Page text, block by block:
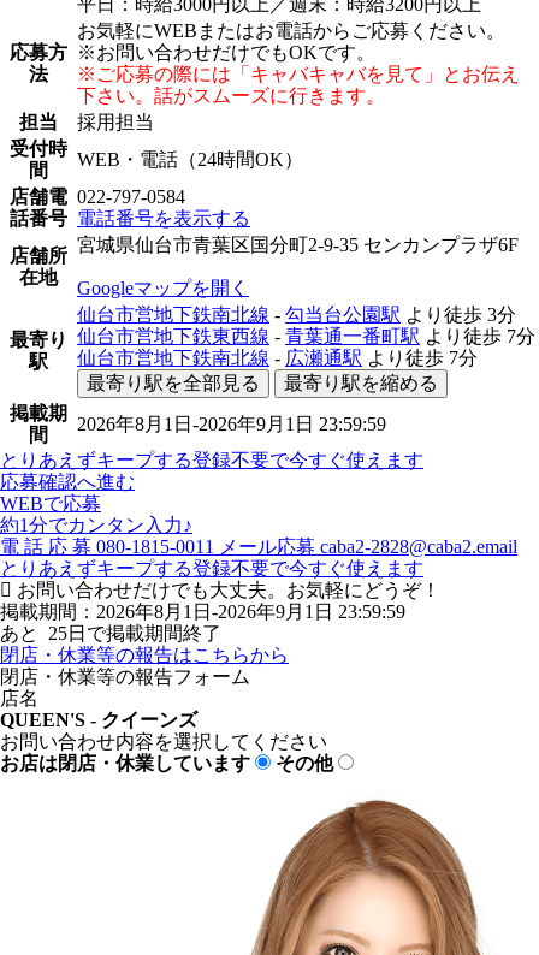
平日：時給3000円以上／週末：時給3200円以上
応募方
法
お気軽にWEBまたはお電話からご応募ください。
※お問い合わせだけでもOKです。
※ご応募の際には「キャバキャバを見て」とお伝え
下さい。話がスムーズに行きます。
担当
採用担当
受付時
間
WEB・電話（24時間OK）
店舗電
話番号
022-797-0584
電話番号を表示する
店舗所
在地
宮城県仙台市青葉区国分町2-9-35 センカンプラザ6F
Googleマップを開く
最寄り
駅
仙台市営地下鉄南北線 - 勾当台公園駅 より徒歩 3分
仙台市営地下鉄東西線 - 青葉通一番町駅 より徒歩 7分
仙台市営地下鉄南北線 - 広瀬通駅 より徒歩 7分
最寄り駅を全部見る
最寄り駅を縮める
掲載期
間
2026年8月1日-2026年9月1日 23:59:59
とりあえずキープする登録不要で今すぐ使えます
応募確認へ進む
WEBで応募
約1分でカンタン入力♪
電 話 応 募 080-1815-0011 メール応募 caba2-2828@caba2.email
とりあえずキープする登録不要で今すぐ使えます
お問い合わせだけでも大丈夫。お気軽にどうぞ！
掲載期間：2026年8月1日-2026年9月1日 23:59:59
あと 25日で掲載期間終了
閉店・休業等の報告はこちらから
閉店・休業等の報告フォーム
店名
QUEEN'S - クイーンズ
お問い合わせ内容を選択してください
お店は閉店・休業しています
その他